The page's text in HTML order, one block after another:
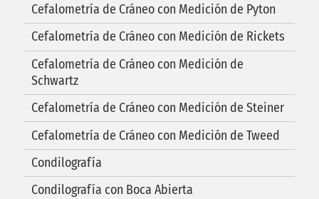
Cefalometría de Cráneo con Medición de Pyton
Cefalometría de Cráneo con Medición de Rickets
Cefalometría de Cráneo con Medición de
Schwartz
Cefalometría de Cráneo con Medición de Steiner
Cefalometría de Cráneo con Medición de Tweed
Condilografía
Condilografía con Boca Abierta